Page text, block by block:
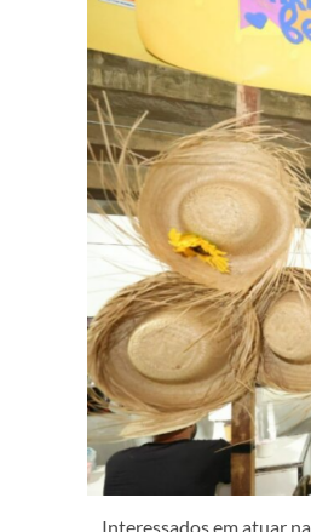
Interessados em atuar na